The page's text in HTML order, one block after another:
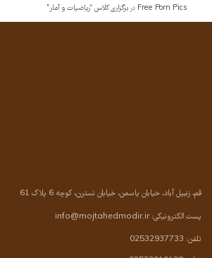
Free Porn Pics در برگزاری کلاس “ریاضیات و آمار”
قم، زنبیل آباد، خیابان یاسمن، خیابان نسترن، کوچه 6 پلاک 61
پست الکترونیکی:info@mojtahedmodir.ir
تلفن: 02532937733